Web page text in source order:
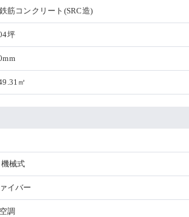
筋コンクリート(SRC造)
坪
㎡
械式
イバー
調